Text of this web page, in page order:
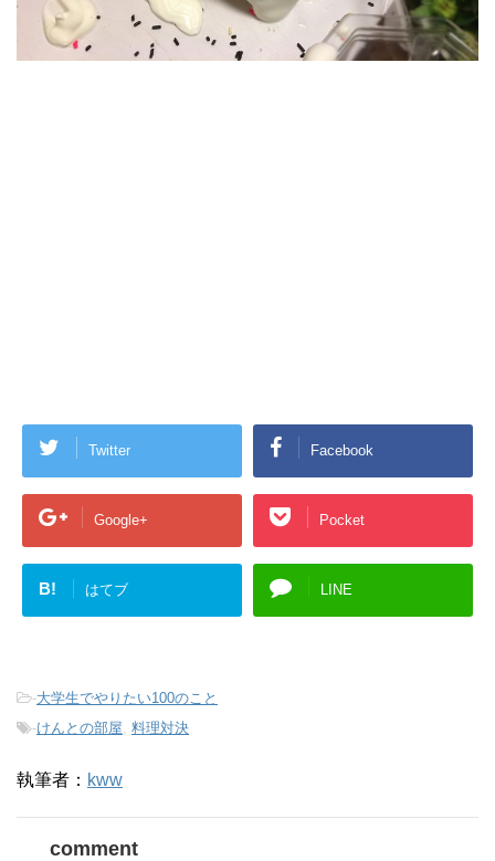
Twitter Facebook
Google+ Pocket
B! はてブ LINE
-大学生でやりたい100のこと
-けんとの部屋 料理対決
執筆者： kww
comment